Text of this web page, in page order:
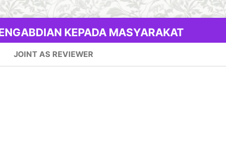
KEPADA MASYARAKAT
JOINT AS REVIEWER